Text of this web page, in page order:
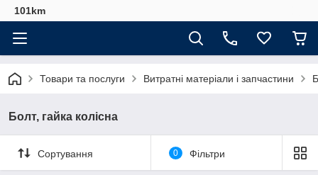
101km
Товари та послуги Витратні матеріали і запчастини
Болт, гайка колісна
Сортування 0 Фільтри